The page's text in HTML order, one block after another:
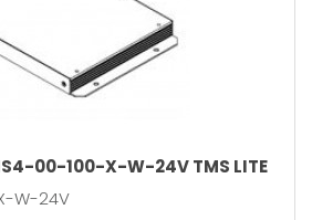
00-100-X-W-24V TMS LITE
W-24V